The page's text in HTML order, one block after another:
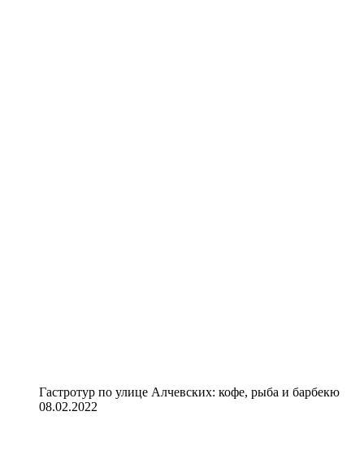
Гастротур по улице Алчевских: кофе, рыба и барбекю
08.02.2022